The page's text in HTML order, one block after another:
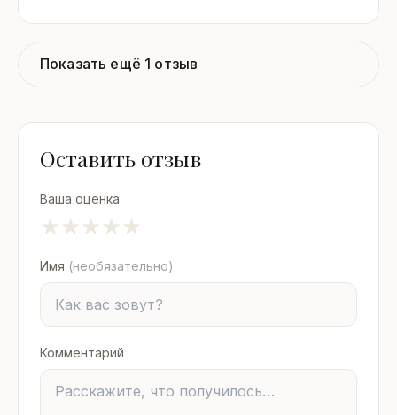
Показать ещё 1 отзыв
Оставить отзыв
Ваша оценка
★
★
★
★
★
Имя (необязательно)
Комментарий